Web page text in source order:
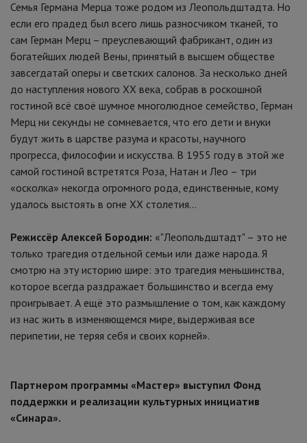
Семья Германа Мерца тоже родом из Леопольдштадта. Но
если его прадед был всего лишь разносчиком тканей, то
сам Герман Мерц – преуспевающий фабрикант, один из
богатейших людей Вены, принятый в высшем обществе
завсегдатай оперы и светских салонов. За несколько дней
до наступления нового XX века, собрав в роскошной
гостиной всё своё шумное многолюдное семейство, Герман
Мерц ни секунды не сомневается, что его дети и внуки
будут жить в царстве разума и красоты, научного
прогресса, философии и искусства. В 1955 году в этой же
самой гостиной встретятся Роза, Натан и Лео – три
«осколка» некогда огромного рода, единственные, кому
удалось выстоять в огне XX столетия…
Режиссёр Алексей Бородин: «"Леопольдштадт" – это не
только трагедия отдельной семьи или даже народа. Я
смотрю на эту историю шире: это трагедия меньшинства,
которое всегда раздражает большинство и всегда ему
проигрывает. А ещё это размышление о том, как каждому
из нас жить в изменяющемся мире, выдерживая все
перипетии, не теряя себя и своих корней».
Партнером программы «Мастер» выступил Фонд
поддержки и реализации культурных инициатив
«Синара».